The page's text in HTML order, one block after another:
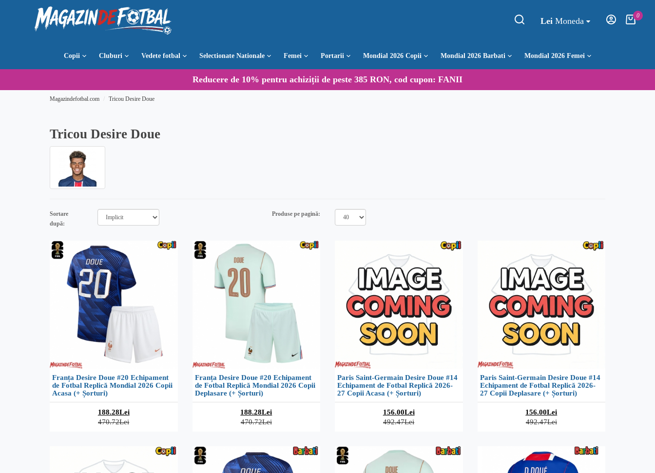
Lei Moneda
0
Copii Cluburi Vedete fotbal Selectionate Nationale Femei Portarii Mondial 2026 Copii Mondial 2026 Barbati Mondial 2026 Femei
Reducere de 10% pentru achiziții de peste 385 RON, cod cupon: FANII
Magazindefotbal.com Tricou Desire Doue
Tricou Desire Doue
Sortare
după:
Produse pe pagină:
Franța Desire Doue #20 Echipament
de Fotbal Replică Mondial 2026 Copii
Acasa (+ Șorturi)
188.28Lei
470.72Lei
Franța Desire Doue #20 Echipament
de Fotbal Replică Mondial 2026 Copii
Deplasare (+ Șorturi)
188.28Lei
470.72Lei
Paris Saint-Germain Desire Doue #14
Echipament de Fotbal Replică 2026-
27 Copii Acasa (+ Șorturi)
156.00Lei
492.47Lei
Paris Saint-Germain Desire Doue #14
Echipament de Fotbal Replică 2026-
27 Copii Deplasare (+ Șorturi)
156.00Lei
492.47Lei